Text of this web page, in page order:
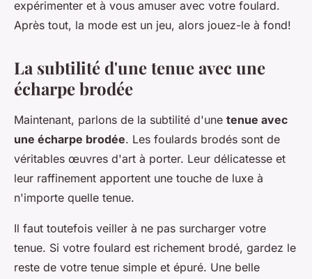
expérimenter et à vous amuser avec votre foulard.
Après tout, la mode est un jeu, alors jouez-le à fond!
La subtilité d'une tenue avec une
écharpe brodée
Maintenant, parlons de la subtilité d'une tenue avec
une écharpe brodée. Les foulards brodés sont de
véritables œuvres d'art à porter. Leur délicatesse et
leur raffinement apportent une touche de luxe à
n'importe quelle tenue.
Il faut toutefois veiller à ne pas surcharger votre
tenue. Si votre foulard est richement brodé, gardez le
reste de votre tenue simple et épuré. Une belle